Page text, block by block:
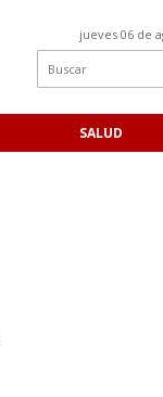
jueves 06 de
SALUD